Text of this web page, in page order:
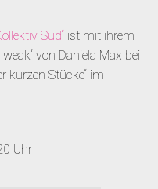
Süd“ist mit ihrem
von Daniela Max bei
kurzen Stücke“ im
Uhr